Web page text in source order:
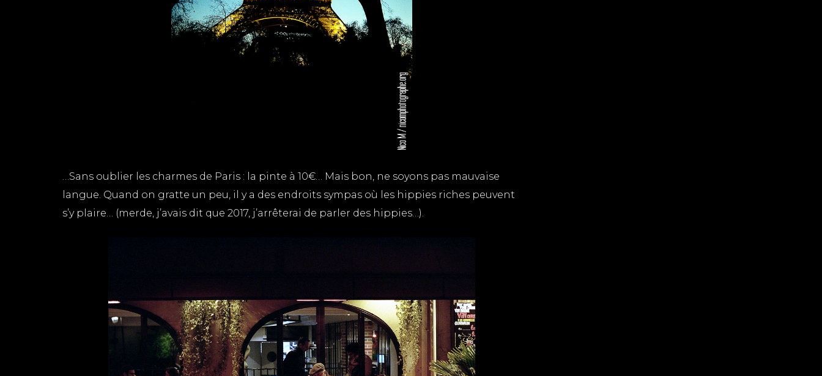
…Sans oublier les charmes de Paris : la pinte à 10€… Mais bon, ne soyons pas mauvaise
langue. Quand on gratte un peu, il y a des endroits sympas où les hippies riches peuvent
s’y plaire… (merde, j’avais dit que 2017, j’arrêterai de parler des hippies…).